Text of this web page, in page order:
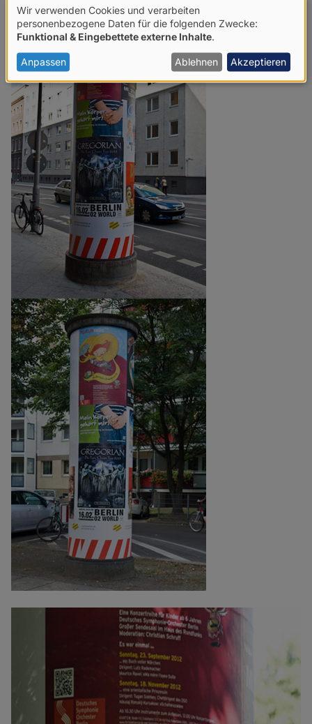
Verwendung
von
personenbezogenen
Daten
und
Cookies
Wir verwenden Cookies und verarbeiten
personenbezogene Daten für die folgenden Zwecke:
Funktional & Eingebettete externe Inhalte
Anpassen Ablehnen Akzeptieren